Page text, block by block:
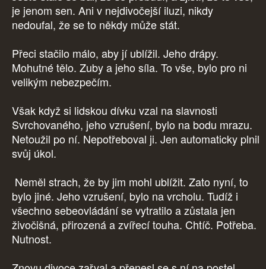
je jenom sen. Ani v nejdivočejší iluzi, nikdy
nedoufal, že se to někdy může stát.
Přeci stačilo málo, aby jí ublížil. Jeho drápy.
Mohutné tělo. Zuby a jeho síla. To vše, bylo pro ni
velikým nebezpečím.
Však když si lidskou dívku vzal na slavnosti
Svrchovaného, jeho vzrušení, bylo na bodu mrazu.
Netoužil po ní. Nepotřeboval ji. Jen automaticky plnil
svůj úkol.
Neměl strach, že by jim mohl ublížit. Zato nyní, to
bylo jiné. Jeho vzrušení, bylo na vrcholu. Tudíž i
všechno sebeovládání se vytratilo a zůstala jen
živočišná, přirozená a zvířecí touha. Chtíč. Potřeba.
Nutnost.